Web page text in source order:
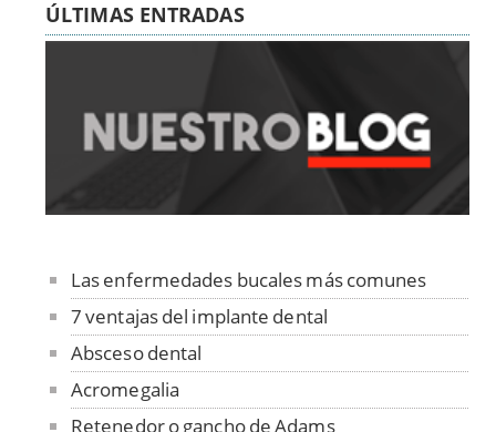
ÚLTIMAS ENTRADAS
Las enfermedades bucales más comunes
7 ventajas del implante dental
Absceso dental
Acromegalia
Retenedor o gancho de Adams